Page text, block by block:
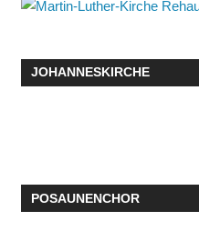
JOHANNESKIRCHE
POSAUNENCHOR